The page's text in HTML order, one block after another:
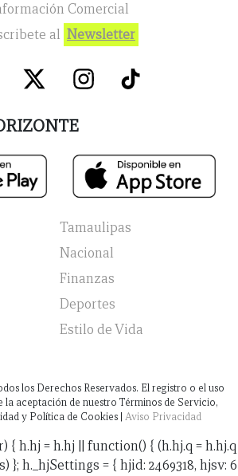
Comercial
al Newsletter
Tamaulipas
Nacional
Finanzas
Deportes
Estilo de Vida
los Derechos Reservados. El registro o el uso
la aceptación de nuestro Términos de Servicio,
y Política de Cookies | Aviso Privacidad
{ h.hj = h.hj || function() { (h.hj.q = h.hj.q
}; h._hjSettings = { hjid: 2469318, hjsv: 6